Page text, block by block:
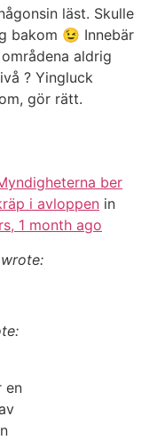
läst. Skulle
bakom 😉 Innebär
aldrig
? Yingluck
gör rätt.
ber
i avloppen in
1 month ago
wrote:
en